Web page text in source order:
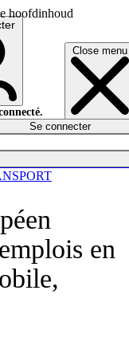
hoofdinhoud
Close menu
Se connecter
en